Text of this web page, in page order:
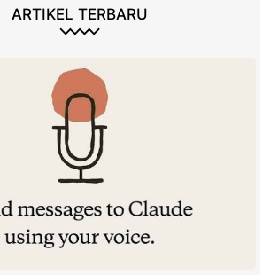
ARTIKEL TERBARU